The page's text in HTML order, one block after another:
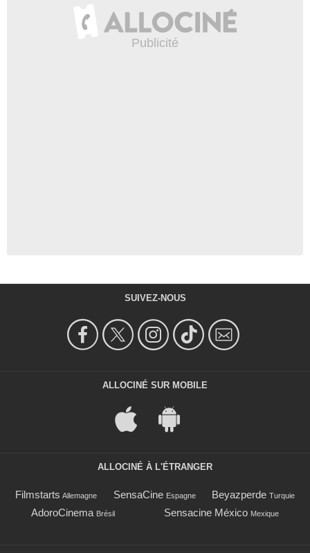
SUIVEZ-NOUS
ALLOCINÉ SUR MOBILE
ALLOCINÉ À L'ÉTRANGER
Filmstarts Allemagne SensaCine Espagne Beyazperde Turquie
AdoroCinema Brésil Sensacine México Mexique